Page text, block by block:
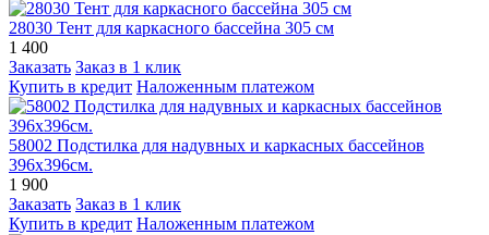
28030 Тент для каркасного бассейна 305 см
1 400
Заказать Заказ в 1 клик
Купить в кредит Наложенным платежом
58002 Подстилка для надувных и каркасных бассейнов
396х396см.
1 900
Заказать Заказ в 1 клик
Купить в кредит Наложенным платежом